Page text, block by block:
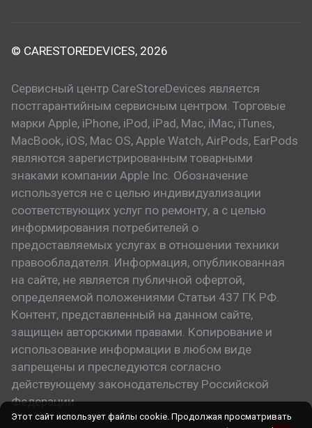
© CARESTOREDEVICES, 2026
Сервисный центр CareStoreDevices является
постгарантийным сервисным центром. Торговые
марки Apple, iPhone, iPod, iPad, Mac, iMac, iTunes,
MacBook, iOS, Mac OS, Apple Watch, AirPods, EarPods
являются зарегистрированным товарными
знаками компании Apple Inc. Обозначение
используется не с целью индивидуализации
соответствующих услуг по ремонту, а с целью
информирования потребителей о
предоставляемых услугах в отношении техники
правообладателя. Информация, опубликованная
на сайте, не является публичной офертой,
определяемой положениями Статьи 437 ГК РФ.
Контент, представленный на данном сайте,
защищен авторскими правами. Копирование и
использование информации в любом виде
запрещены и преследуются согласно
действующему законодательству Российской
Федерации.
Этот сайт использует файлы cookie. Продолжая просматривать